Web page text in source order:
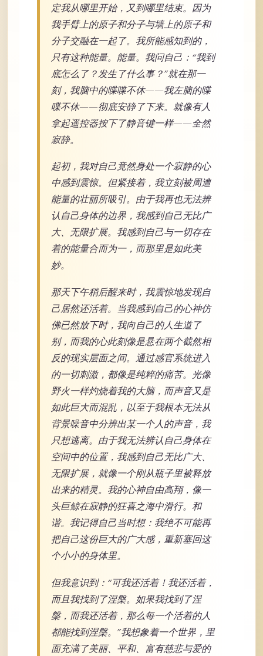
定我从哪里开始，又到哪里结束。因为
我手臂上的原子和分子与墙上的原子和
分子交融在一起了。我所能感知到的，
只有这种能量。能量。我问自己：“我到
底怎么了？发生了什么事？”就在那一
刻，我脑中的喋喋不休——我左脑的喋
喋不休——彻底安静了下来。就像有人
拿起遥控器按下了静音键一样——全然
寂静。
起初，我对自己竟然身处一个寂静的心
中感到震惊。但紧接着，我立刻被周遭
能量的壮丽所吸引。由于我再也无法辨
认自己身体的边界，我感到自己无比广
大、无限扩展。我感到自己与一切存在
着的能量合而为一，而那里是如此美
妙。
那天下午稍后醒来时，我震惊地发现自
己居然还活着。当我感到自己的心神仿
佛已然放下时，我向自己的人生道了
别，而我的心此刻像是悬在两个截然相
反的现实层面之间。通过感官系统进入
的一切刺激，都像是纯粹的痛苦。光像
野火一样灼烧着我的大脑，而声音又是
如此巨大而混乱，以至于我根本无法从
背景噪音中分辨出某一个人的声音，我
只想逃离。由于我无法辨认自己身体在
空间中的位置，我感到自己无比广大、
无限扩展，就像一个刚从瓶子里被释放
出来的精灵。我的心神自由高翔，像一
头巨鲸在寂静的狂喜之海中滑行。和
谐。我记得自己当时想：我绝不可能再
把自己这份巨大的广大感，重新塞回这
个小小的身体里。
但我意识到：“可我还活着！我还活着，
而且我找到了涅槃。如果我找到了涅
槃，而我还活着，那么每一个活着的人
都能找到涅槃。”我想象着一个世界，里
面充满了美丽、平和、富有慈悲与爱的